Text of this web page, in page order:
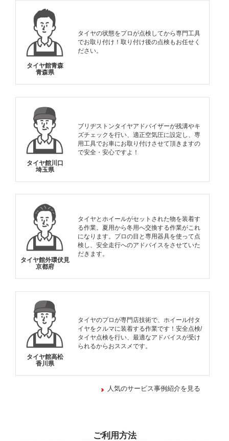
タイヤ館青森
青森県
タイヤの状態をプロが点検してから専門工具
でお取り付け！取り付け後の点検もお任せく
ださい。
タイヤ館川口
埼玉県
ブリヂストンタイヤアドバイザーが残溝やキ
ズチェックを行い、適正空気圧に設定し、専
用工具でお車にお取り付けさせて頂きますの
で安全・安心ですよ！
タイヤ館外環伏見
京都府
タイヤとホイールがセットされた物を装着す
る作業。夏用から冬用へ交換する作業がこれ
になります。プロの目と専用器具を使って点
検し、安全走行へのアドバイスをさせていた
だきます。
タイヤ館高松
香川県
タイヤのプロが専門店技術で、ホイール付タ
イヤをクルマに装着する作業です！安全点検/
タイヤ点検を行い、最適なアドバイスが受け
られるからおススメです。
人気のサービス事例紹介を見る
ご利用方法